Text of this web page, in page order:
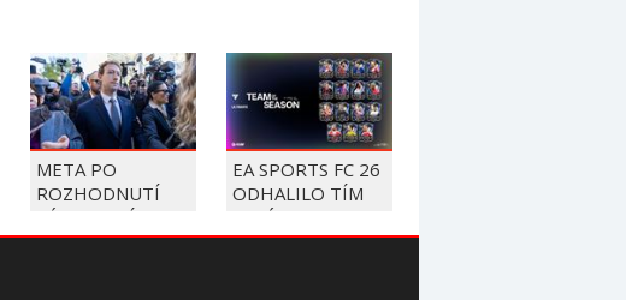
META PO
ROZHODNUTÍ
SÚDU MUSÍ
ZAPLATIŤ
EA SPORTS FC 26
ODHALILO TÍM
SEZÓNY, V
ZOZNAME